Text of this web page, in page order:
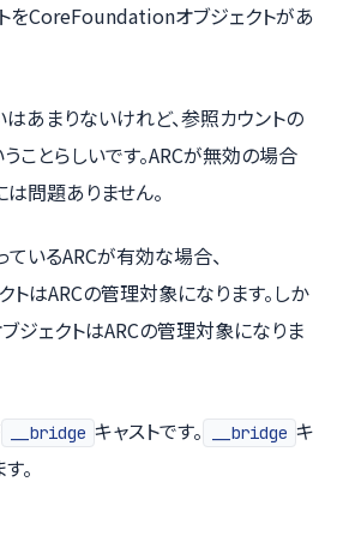
をCoreFoundationオブジェクトがあ
あまりないけれど、参照カウントの
ことらしいです。ARCが無効の場合
問題ありません。
ているARCが有効な場合、
はARCの管理対象になります。しか
ジェクトはARCの管理対象になりま
__bridge キャストです。 __bridge キ
。